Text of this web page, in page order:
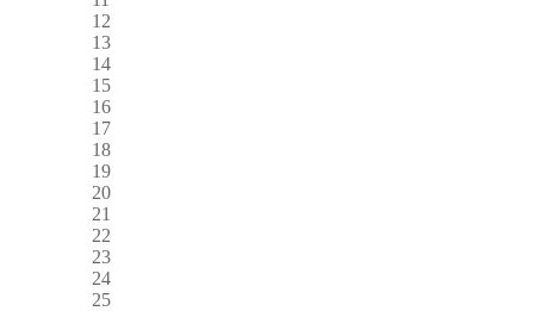
12
13
14
15
16
17
18
19
20
21
22
23
24
25